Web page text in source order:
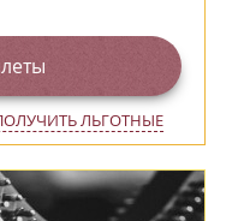
ЛЬГОТНЫЕ